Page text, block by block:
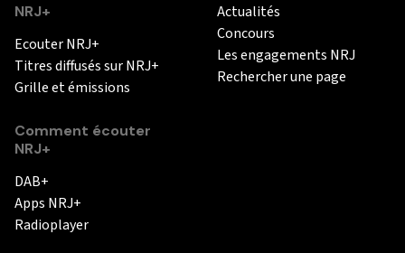
NRJ+
Ecouter NRJ+
Titres diffusés sur NRJ+
Grille et émissions
Comment écouter
NRJ+
DAB+
Apps NRJ+
Radioplayer
Actualités
Concours
Les engagements NRJ
Rechercher une page